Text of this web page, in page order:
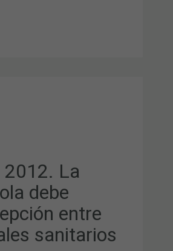
La
debe
entre
sanitarios